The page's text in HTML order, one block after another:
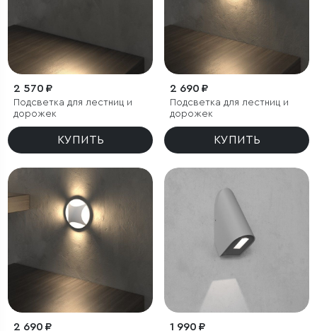
2 570 ₽
Подсветка для лестниц и
дорожек
КУПИТЬ
2 690 ₽
Подсветка для лестниц и
дорожек
КУПИТЬ
2 690 ₽ 1 990 ₽